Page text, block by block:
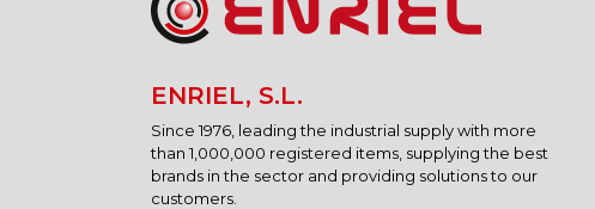
ENRIEL, S.L.
Since 1976, leading the industrial supply with more
than 1,000,000 registered items, supplying the best
brands in the sector and providing solutions to our
customers.